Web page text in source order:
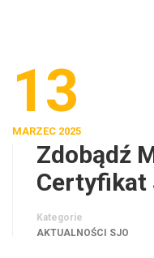
13
MARZEC 2025
Zdobądź
Certyfikat
Kategorie
AKTUALNOŚCI SJO